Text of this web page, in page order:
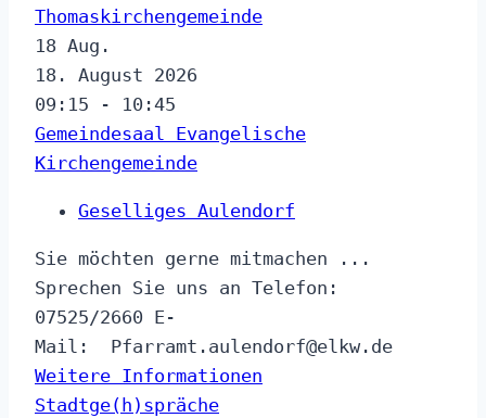
Thomaskirchengemeinde
18 Aug.
18. August 2026
09:15 - 10:45
Gemeindesaal Evangelische
Kirchengemeinde
Geselliges Aulendorf
Sie möchten gerne mitmachen ...
Sprechen Sie uns an Telefon:
07525/2660 E-
Mail: Pfarramt.aulendorf@​elkw.de
Weitere Informationen
Stadtge(h)spräche